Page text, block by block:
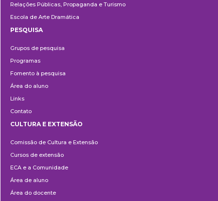
Relações Públicas, Propaganda e Turismo
Escola de Arte Dramática
PESQUISA
Grupos de pesquisa
Programas
Fomento à pesquisa
Área do aluno
Links
Contato
e
Extensão
CULTURA E EXTENSÃO
Comissão de Cultura e Extensão
Cursos de extensão
ECA e a Comunidade
Área de aluno
Área do docente